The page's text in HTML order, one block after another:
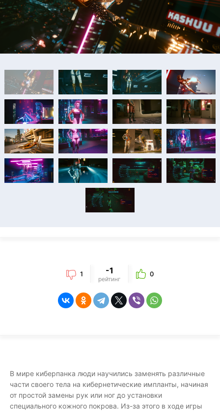
1 -1
рейтинг
0
В мире киберпанка люди научились заменять различные
части своего тела на кибернетические импланты, начиная
от простой замены рук или ног до установки
специального кожного покрова. Из-за этого в ходе игры